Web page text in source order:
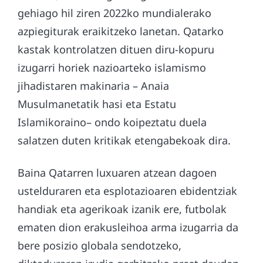
gehiago hil ziren 2022ko mundialerako
azpiegiturak eraikitzeko lanetan. Qatarko
kastak kontrolatzen dituen diru-kopuru
izugarri horiek nazioarteko islamismo
jihadistaren makinaria – Anaia
Musulmanetatik hasi eta Estatu
Islamikoraino– ondo koipeztatu duela
salatzen duten kritikak etengabekoak dira.
Baina Qatarren luxuaren atzean dagoen
ustelduraren eta esplotazioaren ebidentziak
handiak eta agerikoak izanik ere, futbolak
ematen dion erakusleihoa arma izugarria da
bere posizio globala sendotzeko,